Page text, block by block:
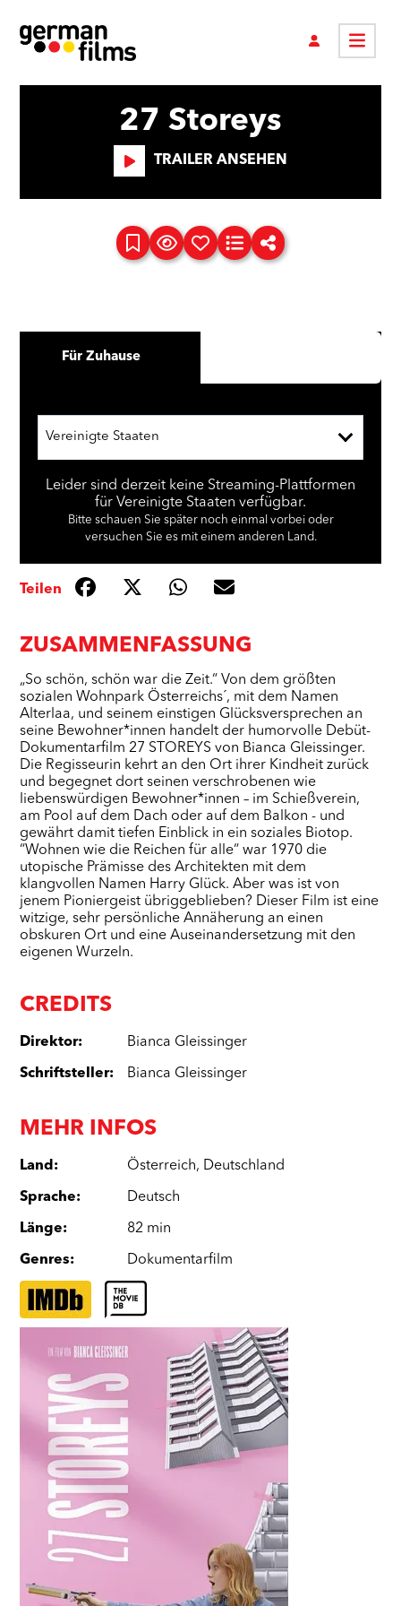
27 Storeys
TRAILER ANSEHEN
ZUSAMMENFASSUNG
„So schön, schön war die Zeit.“ Von dem größten
sozialen Wohnpark Österreichs´, mit dem Namen
Alterlaa, und seinem einstigen Glücksversprechen an
seine Bewohner*innen handelt der humorvolle Debüt-
Dokumentarfilm 27 STOREYS von Bianca Gleissinger.
Die Regisseurin kehrt an den Ort ihrer Kindheit zurück
und begegnet dort seinen verschrobenen wie
liebenswürdigen Bewohner*innen – im Schießverein,
am Pool auf dem Dach oder auf dem Balkon - und
gewährt damit tiefen Einblick in ein soziales Biotop.
“Wohnen wie die Reichen für alle“ war 1970 die
utopische Prämisse des Architekten mit dem
klangvollen Namen Harry Glück. Aber was ist von
jenem Pioniergeist übriggeblieben? Dieser Film ist eine
witzige, sehr persönliche Annäherung an einen
obskuren Ort und eine Auseinandersetzung mit den
eigenen Wurzeln.
CREDITS
Direktor: Bianca Gleissinger
Schriftsteller: Bianca Gleissinger
MEHR INFOS
Land: Österreich, Deutschland
Sprache: Deutsch
Länge: 82 min
Genres: Dokumentarfilm
Für Zuhause
Vereinigte Staaten
Leider sind derzeit keine Streaming-Plattformen
für Vereinigte Staaten verfügbar.
Bitte schauen Sie später noch einmal vorbei oder
versuchen Sie es mit einem anderen Land.
Teilen